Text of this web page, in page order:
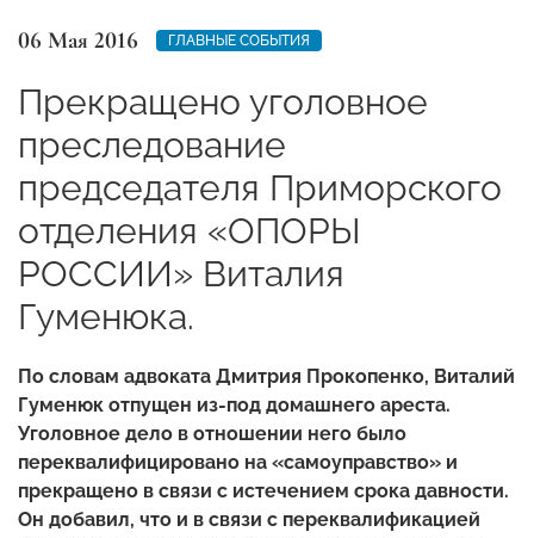
06 Мая 2016 ГЛАВНЫЕ СОБЫТИЯ
Прекращено уголовное
преследование
председателя Приморского
отделения «ОПОРЫ
РОССИИ» Виталия
Гуменюка.
По словам адвоката Дмитрия Прокопенко, Виталий
Гуменюк отпущен из-под домашнего ареста.
Уголовное дело в отношении него было
переквалифицировано на «самоуправство» и
прекращено в связи с истечением срока давности.
Он добавил, что и в связи с переквалификацией